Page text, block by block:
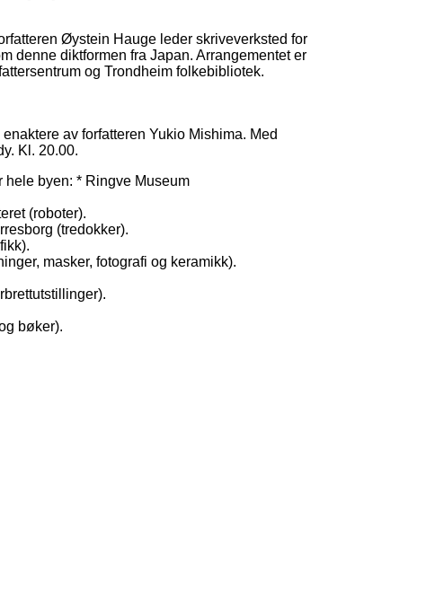
Øystein Hauge leder skriveverksted for
denne diktformen fra Japan. Arrangementet er
og Trondheim folkebibliotek.
av forfatteren Yukio Mishima. Med
Kl. 20.00.
hele byen: * Ringve Museum
(roboter).
(tredokker).
masker, fotografi og keramikk).
bøker).